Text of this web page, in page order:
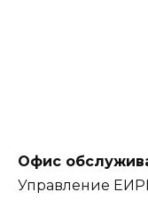
Офис
Управление